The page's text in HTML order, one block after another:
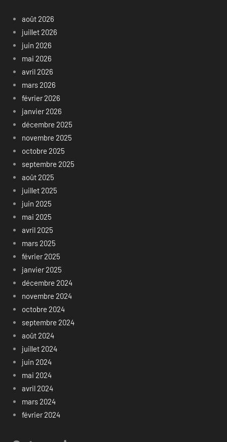
août 2026
juillet 2026
juin 2026
mai 2026
avril 2026
mars 2026
février 2026
janvier 2026
décembre 2025
novembre 2025
octobre 2025
septembre 2025
août 2025
juillet 2025
juin 2025
mai 2025
avril 2025
mars 2025
février 2025
janvier 2025
décembre 2024
novembre 2024
octobre 2024
septembre 2024
août 2024
juillet 2024
juin 2024
mai 2024
avril 2024
mars 2024
février 2024